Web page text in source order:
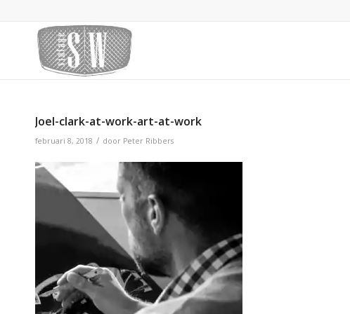
Joel-clark-at-work-art-at-work
februari 8, 2018 / door Peter Ribbers